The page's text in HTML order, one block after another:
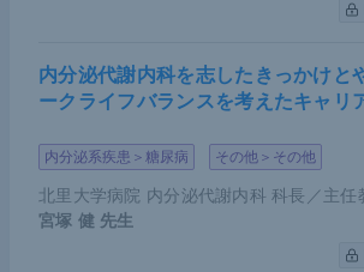
内分泌代謝内科を志したきっかけ
ークライフバランスを考えたキャリ
内分泌系疾患＞糖尿病 その他＞その他
北里大学病院 内分泌代謝内科 科長／主任
宮塚 健 先生